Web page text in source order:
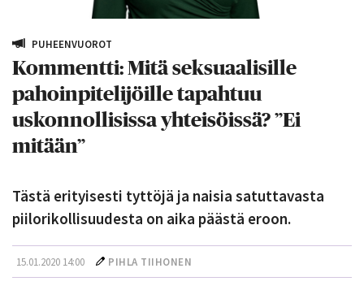
PUHEENVUOROT
Kommentti: Mitä seksuaalisille
pahoinpitelijöille tapahtuu
uskonnollisissa yhteisöissä? ”Ei
mitään”
Tästä erityisesti tyttöjä ja naisia satuttavasta
piilorikollisuudesta on aika päästä eroon.
15.01.2020 14:00 PIHLA TIIHONEN